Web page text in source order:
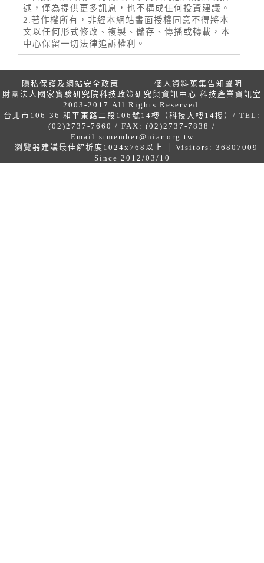
述，僅為提供更多訊息，也不構成任何投資建議。
2.著作權所有，非經本網站書面授權同意不得將本
文以任何形式修改、複製、儲存、傳播或轉載，本
中心保留一切法律追訴權利。
隱私保護及網站安全政策
個人資料蒐集告知聲明
財團法人國家實驗研究院科技政策研究與資訊中心 科技產業資訊室
2003-2017 All Rights Reserved.
台北市106-36 和平東路二段106號14樓（科技大樓14樓）/ TEL:
(02)2737-7660 / FAX: (02)2737-7838 /
Email: stmember@niar.org.tw
瀏覽器建議最佳解析度1024x768以上 │ Visitors: 36807009
Since 2012/03/10